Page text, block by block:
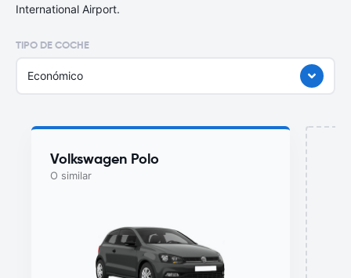
International Airport.
TIPO DE COCHE
Económico
Volkswagen Polo
O similar